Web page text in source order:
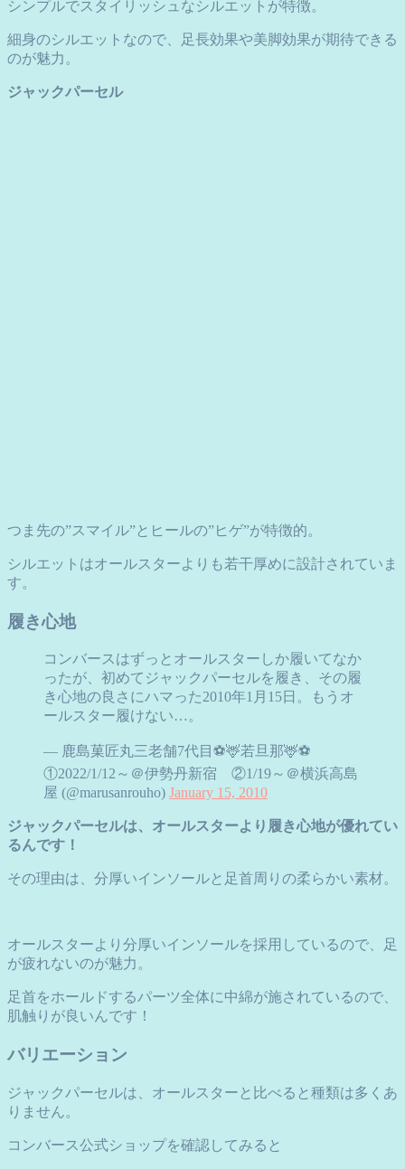
シンプルでスタイリッシュなシルエットが特徴。
細身のシルエットなので、足長効果や美脚効果が期待できる
のが魅力。
ジャックパーセル
つま先の”スマイル”とヒールの”ヒゲ”が特徴的。
シルエットはオールスターよりも若干厚めに設計されていま
す。
履き心地
コンバースはずっとオールスターしか履いてなか
ったが、初めてジャックパーセルを履き、その履
き心地の良さにハマった2010年1月15日。もうオ
ールスター履けない…。
— 鹿島菓匠丸三老舗7代目⚽🦌若旦那🦌⚽
①2022/1/12～＠伊勢丹新宿 ②1/19～＠横浜高島
屋 (@marusanrouho) January 15, 2010
ジャックパーセルは、オールスターより履き心地が優れてい
るんです！
その理由は、分厚いインソールと足首周りの柔らかい素材。
オールスターより分厚いインソールを採用しているので、足
が疲れないのが魅力。
足首をホールドするパーツ全体に中綿が施されているので、
肌触りが良いんです！
バリエーション
ジャックパーセルは、オールスターと比べると種類は多くあ
りません。
コンバース公式ショップを確認してみると